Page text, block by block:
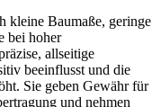
kleine Baumaße, geringe
bei hoher
allseitige
beeinflusst und die
Sie geben Gewähr für
und nehmen